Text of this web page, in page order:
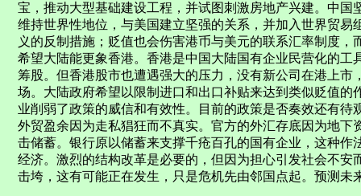
宝，推动大型基础建设工程，并试图刺激房地产兴建。中
维持世界性地位，与美国建立坚强的关系，并加入世界贸
义的反制措施；贬值也会伤害港币与美元的联系汇率制度，
希望大陆能更象香港。香港是中国大陆国有企业民营化的
筹股。但香港股市也遭遇强大的压力，没有新公司在港上市
场。大陆政府希望以限制进口和出口补贴来达到类似贬值
业削弱了政策的威信和有效性。目前的政策是否奏效还有
外贸盈余因为走私猖狂而不真实。官方的外汇存底因为地
击储蓄。银行原以储蓄来支撑千疮百孔的国有企业，这种
经济。激烈的结构改革是必要的，但因为担心引发社会不
击垮，这有可能正在发生，只是危机先由邻国点起。预测未